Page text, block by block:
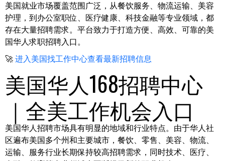
美国就业市场覆盖范围广泛，从餐饮服务、物流运输、美容
护理，到办公室职位、医疗健康、科技金融等专业领域，都
存在大量招聘需求。平台致力于打造方便、高效、可靠的美
国华人求职招聘入口。
🚀 进入美国找工作中心查看最新招聘信息
美国华人168招聘中心
｜全美工作机会入口
美国华人招聘市场具有明显的地域和行业特点。由于华人社
区遍布美国多个州和主要城市，餐饮、零售、美容、物流、
运输、服务行业长期保持较高招聘需求，同时技术、医疗、